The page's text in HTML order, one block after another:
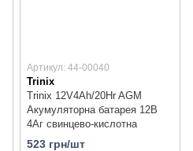
Артикул: 44-00040
Trinix
Trinix 12V4Ah/20Hr AGM
Акумуляторна батарея 12В
4Аг свинцево-кислотна
523 грн/шт